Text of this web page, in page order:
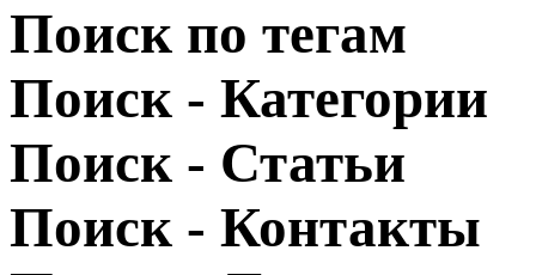
Поиск по тегам
Поиск - Категории
Поиск - Статьи
Поиск - Контакты